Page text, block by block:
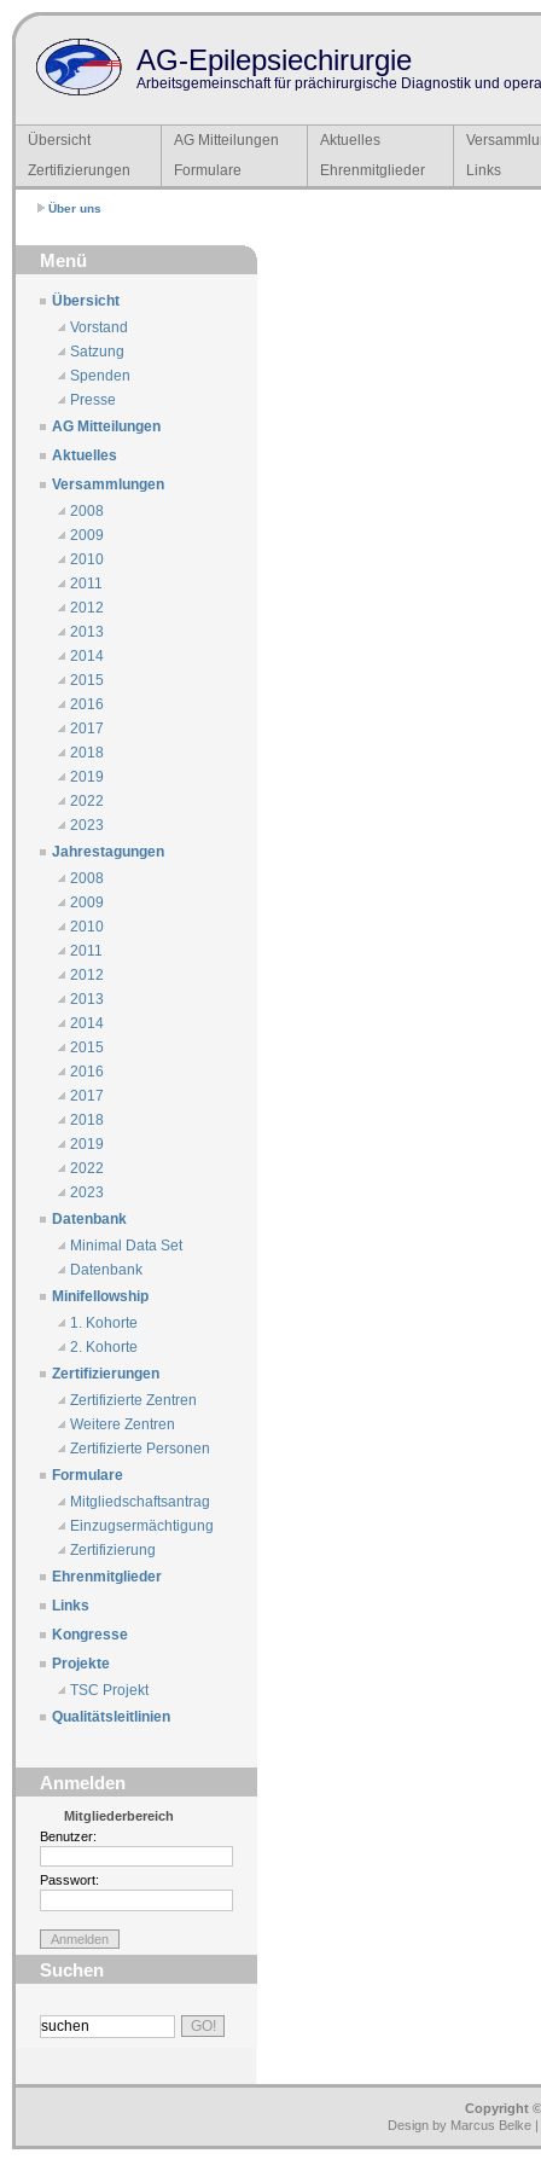
AG-Epilepsiechirurgie
Arbeitsgemeinschaft für prächirurgische Diagnostik und
Übersicht AG Mitteilungen Aktuelles
Zertifizierungen
Formulare Ehrenmitglieder Links
Über uns
Menü
Übersicht
Vorstand
Satzung
Spenden
Presse
AG Mitteilungen
Aktuelles
Versammlungen
2008
2009
2010
2011
2012
2013
2014
2015
2016
2017
2018
2019
2022
2023
Jahrestagungen
2008
2009
2010
2011
2012
2013
2014
2015
2016
2017
2018
2019
2022
2023
Datenbank
Minimal Data Set
Datenbank
Minifellowship
1. Kohorte
2. Kohorte
Zertifizierungen
Zertifizierte Zentren
Weitere Zentren
Zertifizierte Personen
Formulare
Mitgliedschaftsantrag
Einzugsermächtigung
Zertifizierung
Ehrenmitglieder
Links
Kongresse
Projekte
TSC Projekt
Qualitätsleitlinien
Anmelden
Mitgliederbereich
Benutzer:
Passwort:
Suchen
Copyright
Design by Marcus Belke